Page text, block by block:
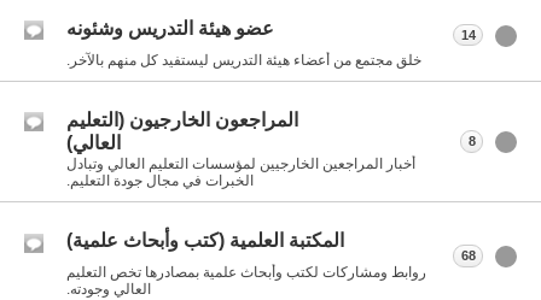
عضو هيئة التدريس وشئونه
خلق مجتمع من أعضاء هيئة التدريس ليستفيد كل منهم بالآخر.
14
المراجعون الخارجيون (التعليم
العالي)
أخبار المراجعين الخارجيين لمؤسسات التعليم العالي وتبادل
الخبرات في مجال جودة التعليم.
8
المكتبة العلمية (كتب وأبحاث علمية)
روابط ومشاركات لكتب وأبحاث علمية بمصادرها تخص التعليم
العالي وجودته.
68